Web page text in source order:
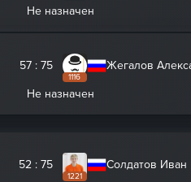
Не назначен
57 : 75
1116
Жегалов
Не назначен
52 : 75
1221
Солдатов Иван